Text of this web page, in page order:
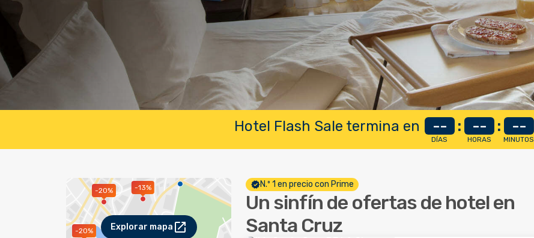
Hotel Flash Sale termina en --
DÍAS
: --
HORAS
: --
MINUTOS
-20%
-20% -13%
Explorar mapa
N.º 1 en precio con Prime
Un sinfín de ofertas de hotel en
Santa Cruz